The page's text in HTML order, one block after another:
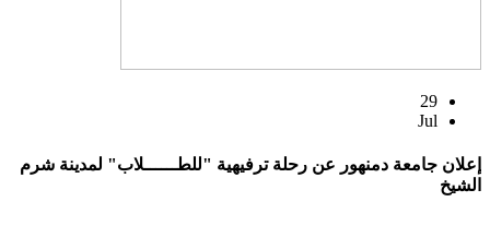
29
Jul
إعلان جامعة دمنهور عن رحلة ترفيهية "للطــــــلاب" لمدينة شرم
الشيخ